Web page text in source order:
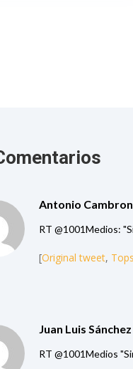
Antonio
RT @1001Medios:
[Original tweet,
Juan Luis Sánchez
RT @1001Medios